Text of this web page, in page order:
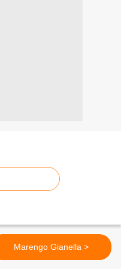
Marengo Gianella >